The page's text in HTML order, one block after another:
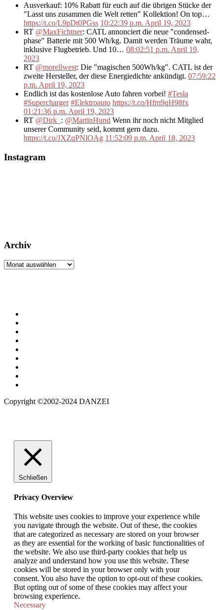
Ausverkauf: 10% Rabatt für euch auf die übrigen Stücke der
"Lasst uns zusammen die Welt retten" Kollektion! On top…
https://t.co/L9pDt0PGss 10:22:39 p.m. April 19, 2023
RT @MaxFichtner: CATL annonciert die neue "condensed-
phase" Batterie mit 500 Wh/kg. Damit werden Träume wahr,
inklusive Flugbetrieb. Und 10… 08:02:51 p.m. April 19,
2023
RT @morellwest: Die "magischen 500Wh/kg". CATL ist der
zweite Hersteller, der diese Energiedichte ankündigt. 07:59:22
p.m. April 19, 2023
Endlich ist das kostenlose Auto fahren vorbei! #Tesla
#Supercharger #Elektroauto https://t.co/Hfm9qH98fx
01:21:36 p.m. April 19, 2023
RT @Dirk_ : @MartinHund Wenn ihr noch nicht Mitglied
unserer Community seid, kommt gern dazu.
https://t.co/JXZqPNlOAg 11:52:09 p.m. April 18, 2023
Instagram
Archiv
Archiv
Copyright ©2002-2024 DANZEI
Schließen
Privacy Overview
This website uses cookies to improve your experience while
you navigate through the website. Out of these, the cookies
that are categorized as necessary are stored on your browser
as they are essential for the working of basic functionalities of
the website. We also use third-party cookies that help us
analyze and understand how you use this website. These
cookies will be stored in your browser only with your
consent. You also have the option to opt-out of these cookies.
But opting out of some of these cookies may affect your
browsing experience.
Necessary